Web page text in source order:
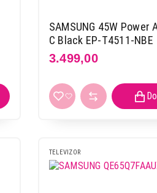
SAMSUNG 45W Power
C Black EP-T4511-NBE
3.499,00
TELEVIZOR